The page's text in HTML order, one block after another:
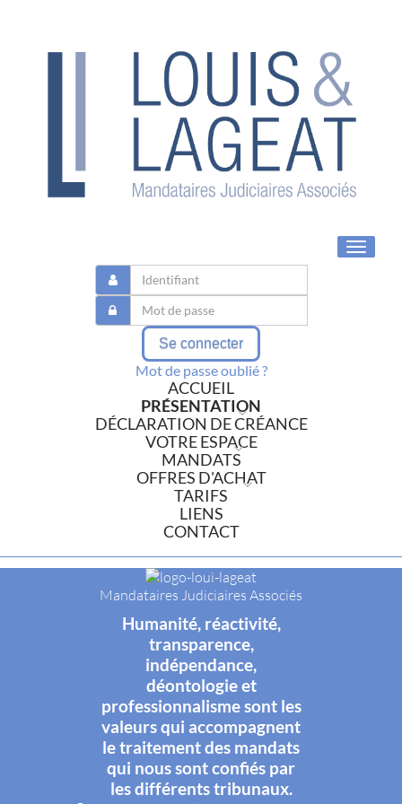
Toggle
Se connecter
Mot de passe oublié ?
ACCUEIL
PRÉSENTATION
DÉCLARATION DE CRÉANCE
VOTRE ESPACE
MANDATS
OFFRES D'ACHAT
TARIFS
LIENS
CONTACT
Mandataires Judiciaires Associés
Humanité, réactivité,
transparence,
indépendance,
déontologie et
professionnalisme sont les
valeurs qui accompagnent
le traitement des mandats
qui nous sont confiés par
les différents tribunaux.